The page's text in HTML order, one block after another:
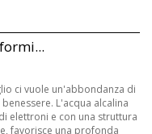
ci vuole un'abbondanza di
L'acqua alcalina
elettroni e con una struttura
favorisce una profonda